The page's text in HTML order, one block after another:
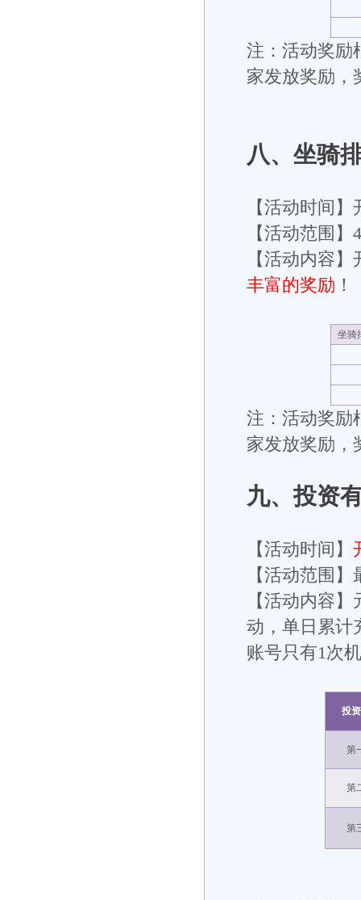
注：活动奖励
家发放奖励，
八、坐骑
【活动时间
【活动范围】
【活动内容
丰富的奖励 ！
坐骑
注：活动奖励
家发放奖励，
九、投资
【活动时间】
【活动范围】
【活动内容
动，单日累计
账号只有1次
投
第
第
第